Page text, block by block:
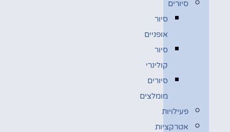
סיורים
סיור
אופניים
סיור
קולינרי
סיורים
מומלצים
פעילויות
אטרקציות